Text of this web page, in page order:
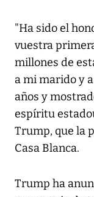
"Ha sido el
vuestra
millones de
a mi marido y
años y
espíritu
Trump, que la
Casa Blanca.
Trump ha